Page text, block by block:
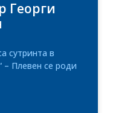
Георги
сутринта в
– Плевен се роди